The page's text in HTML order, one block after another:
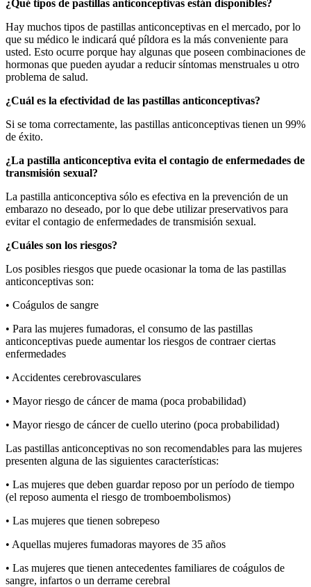
¿Qué tipos de pastillas anticonceptivas están disponibles?
Hay muchos tipos de pastillas anticonceptivas en el mercado, por lo
que su médico le indicará qué píldora es la más conveniente para
usted. Esto ocurre porque hay algunas que poseen combinaciones de
hormonas que pueden ayudar a reducir síntomas menstruales u otro
problema de salud.
¿Cuál es la efectividad de las pastillas anticonceptivas?
Si se toma correctamente, las pastillas anticonceptivas tienen un 99%
de éxito.
¿La pastilla anticonceptiva evita el contagio de enfermedades de
transmisión sexual?
La pastilla anticonceptiva sólo es efectiva en la prevención de un
embarazo no deseado, por lo que debe utilizar preservativos para
evitar el contagio de enfermedades de transmisión sexual.
¿Cuáles son los riesgos?
Los posibles riesgos que puede ocasionar la toma de las pastillas
anticonceptivas son:
• Coágulos de sangre
• Para las mujeres fumadoras, el consumo de las pastillas
anticonceptivas puede aumentar los riesgos de contraer ciertas
enfermedades
• Accidentes cerebrovasculares
• Mayor riesgo de cáncer de mama (poca probabilidad)
• Mayor riesgo de cáncer de cuello uterino (poca probabilidad)
Las pastillas anticonceptivas no son recomendables para las mujeres
presenten alguna de las siguientes características:
• Las mujeres que deben guardar reposo por un período de tiempo
(el reposo aumenta el riesgo de tromboembolismos)
• Las mujeres que tienen sobrepeso
• Aquellas mujeres fumadoras mayores de 35 años
• Las mujeres que tienen antecedentes familiares de coágulos de
sangre, infartos o un derrame cerebral